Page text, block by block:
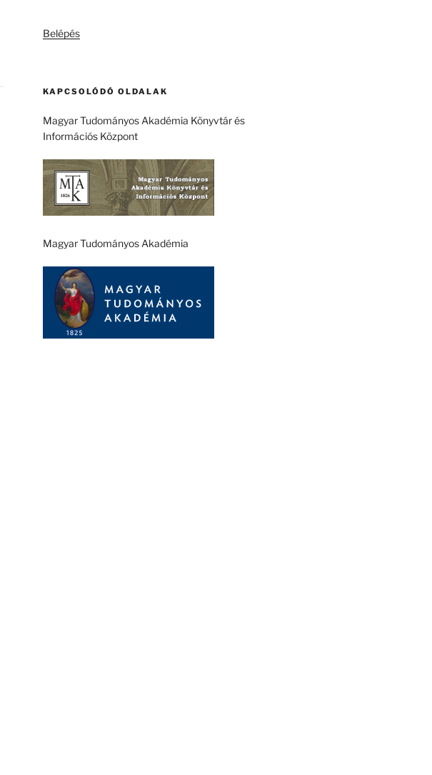
Belépés
KAPCSOLÓDÓ OLDALAK
Magyar Tudományos Akadémia Könyvtár és
Információs Központ
Magyar Tudományos Akadémia